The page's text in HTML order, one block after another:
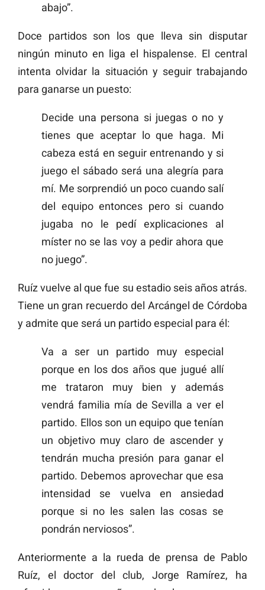
abajo”.
Doce partidos son los que lleva sin disputar
ningún minuto en liga el hispalense. El central
intenta olvidar la situación y seguir trabajando
para ganarse un puesto:
Decide una persona si juegas o no y
tienes que aceptar lo que haga. Mi
cabeza está en seguir entrenando y si
juego el sábado será una alegría para
mí. Me sorprendió un poco cuando salí
del equipo entonces pero si cuando
jugaba no le pedí explicaciones al
míster no se las voy a pedir ahora que
no juego”.
Ruíz vuelve al que fue su estadio seis años atrás.
Tiene un gran recuerdo del Arcángel de Córdoba
y admite que será un partido especial para él:
Va a ser un partido muy especial
porque en los dos años que jugué allí
me trataron muy bien y además
vendrá familia mía de Sevilla a ver el
partido. Ellos son un equipo que tenían
un objetivo muy claro de ascender y
tendrán mucha presión para ganar el
partido. Debemos aprovechar que esa
intensidad se vuelva en ansiedad
porque si no les salen las cosas se
pondrán nerviosos”.
Anteriormente a la rueda de prensa de Pablo
Ruíz, el doctor del club, Jorge Ramírez, ha